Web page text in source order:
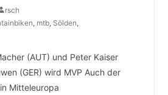
rsch
, mtb, Sölden,
(AUT) und Peter Kaiser
(GER) wird MVP Auch der
Mitteleuropa